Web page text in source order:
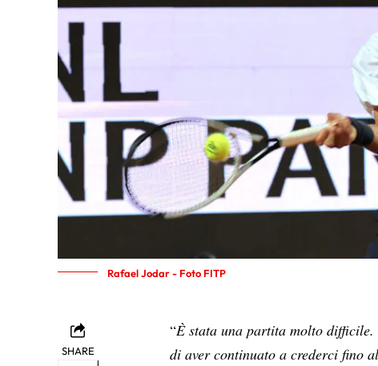
Rafael Jodar - Foto FITP
SHARE
“È stata una partita molto
di aver continuato a crederci fino